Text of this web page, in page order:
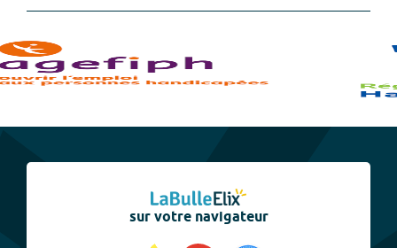
sur votre navigateur